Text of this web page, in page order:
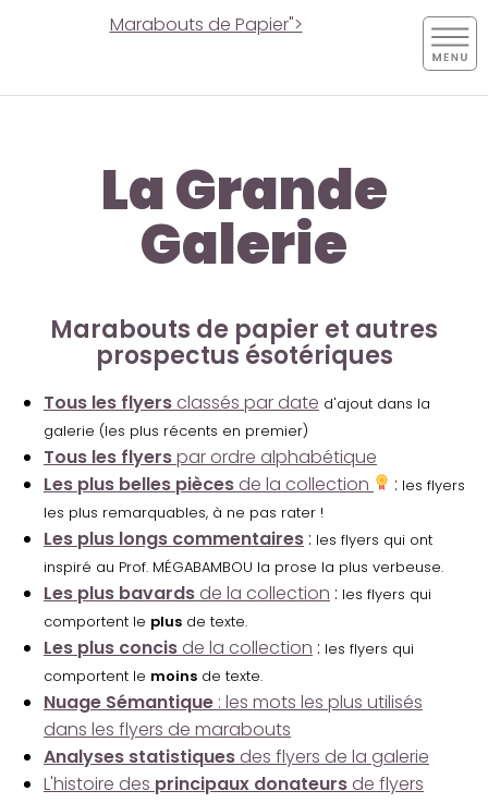
Marabouts de Papier">
La Grande
Galerie
Marabouts de papier et autres
prospectus ésotériques
Tous les flyers classés par date d'ajout dans la
galerie (les plus récents en premier)
Tous les flyerspar ordre alphabétique
Les plus belles pièces de la collection : les flyers
les plus remarquables, à ne pas rater !
Les plus longs commentaires : les flyers qui ont
inspiré au Prof. MÉGABAMBOU la prose la plus verbeuse.
Les plus bavards de la collection : les flyers qui
comportent le plus de texte.
Les plus concis de la collection : les flyers qui
comportent le moins de texte.
Nuage Sémantique : les mots les plus utilisés
dans les flyers de marabouts
Analyses statistiques des flyers de la galerie
L'histoire des principaux donateurs de flyers